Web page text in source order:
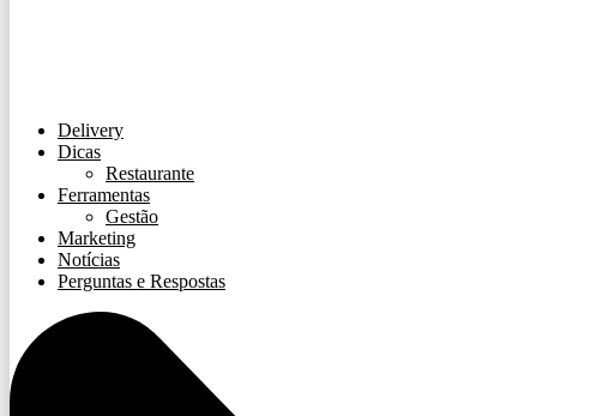
Delivery
Dicas
Restaurante
Ferramentas
Gestão
Marketing
Notícias
Perguntas e Respostas